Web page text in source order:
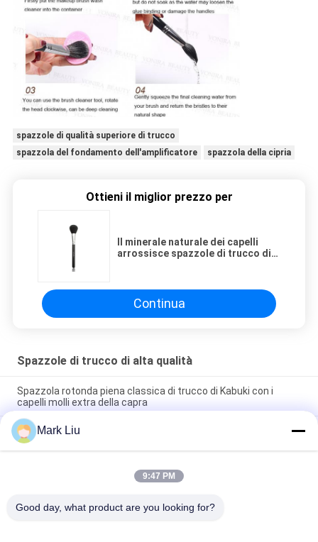
spazzole di qualità superiore di trucco
spazzola del fondamento dell'amplificatore
spazzola della cipria
Ottieni il miglior prezzo per
Il minerale naturale dei capelli
arrossisce spazzole di trucco di
Continua
Spazzole di trucco di alta qualità
Spazzola rotonda piena classica di trucco di Kabuki con i
capelli molli extra della capra
Spazzola di trucco dei capelli della capra del fan di bellezza di
Vonira grande/spazzole di qualità superiore di trucco maniglia
di legno
Spazzola pura di trucco della guancia dei capelli ultra molli
Mark Liu
9:47 PM
Good day, what product are you looking for?